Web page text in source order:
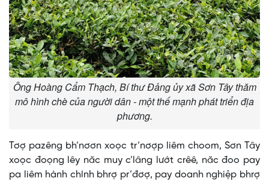
Ông Hoàng Cẩm Thạch, Bí thư Đảng ủy xã Sơn Tây thăm
mô hình chè của người dân - một thế mạnh phát triển địa
phương.
Tơợ pazêng bh’nơơn xoọc tr’nơợp liêm choom, Sơn Tây
xoọc đoọng lêy năc muy c’lâng lướt crêê, năc đoo pay
pa liêm hành chính bhrợ pr’đơợ, pay doanh nghiệp bhrợ